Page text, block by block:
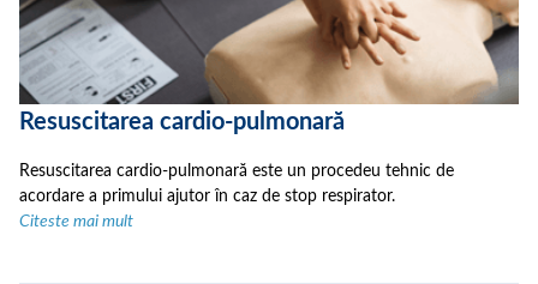
Resuscitarea cardio-pulmonară
Resuscitarea cardio-pulmonară este un procedeu tehnic de
acordare a primului ajutor în caz de stop respirator.
Citeste mai mult